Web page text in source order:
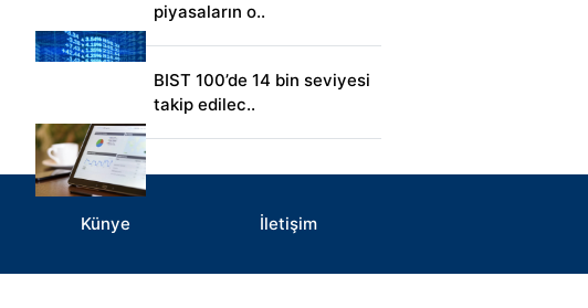
piyasaların o..
BIST 100’de 14 bin seviyesi
takip edilec..
Künye İletişim